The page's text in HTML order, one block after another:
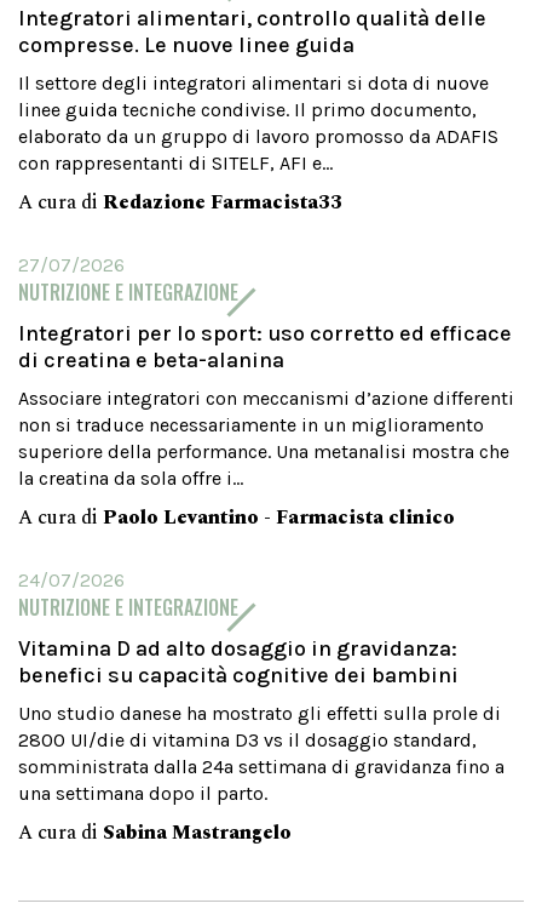
Integratori alimentari, controllo qualità delle
compresse. Le nuove linee guida
Il settore degli integratori alimentari si dota di nuove
linee guida tecniche condivise. Il primo documento,
elaborato da un gruppo di lavoro promosso da ADAFIS
con rappresentanti di SITELF, AFI e...
A cura di Redazione Farmacista33
27/07/2026
NUTRIZIONE E INTEGRAZIONE
Integratori per lo sport: uso corretto ed efficace
di creatina e beta-alanina
Associare integratori con meccanismi d’azione differenti
non si traduce necessariamente in un miglioramento
superiore della performance. Una metanalisi mostra che
la creatina da sola offre i...
A cura di Paolo Levantino - Farmacista clinico
24/07/2026
NUTRIZIONE E INTEGRAZIONE
Vitamina D ad alto dosaggio in gravidanza:
benefici su capacità cognitive dei bambini
Uno studio danese ha mostrato gli effetti sulla prole di
2800 UI/die di vitamina D3 vs il dosaggio standard,
somministrata dalla 24a settimana di gravidanza fino a
una settimana dopo il parto.
A cura di Sabina Mastrangelo